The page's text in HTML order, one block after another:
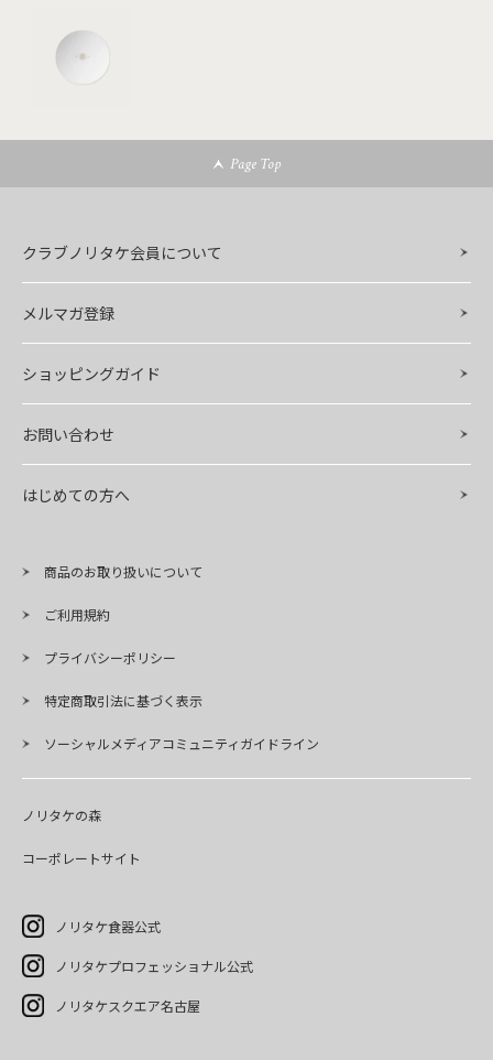
Page Top
クラブノリタケ会員について
メルマガ登録
ショッピングガイド
お問い合わせ
はじめての方へ
商品のお取り扱いについて
ご利用規約
プライバシーポリシー
特定商取引法に基づく表示
ソーシャルメディアコミュニティガイドライン
ノリタケの森
コーポレートサイト
ノリタケ食器公式
ノリタケプロフェッショナル公式
ノリタケスクエア名古屋